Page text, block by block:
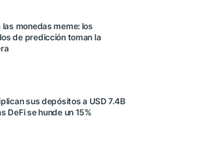
las monedas meme: los
de predicción toman la
sus depósitos a USD 7.4B
DeFi se hunde un 15%